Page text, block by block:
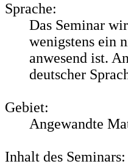
Sprache:
Das Seminar
wenigstens ein
anwesend ist.
deutscher
Gebiet:
Angewandte
Inhalt des Seminars: